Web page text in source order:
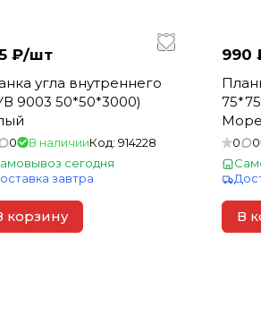
₽/шт
угла внутреннего
9003 50*50*3000)
0 В наличииКод: 914228
сегодня
завтра
корзину
990
0 0
В